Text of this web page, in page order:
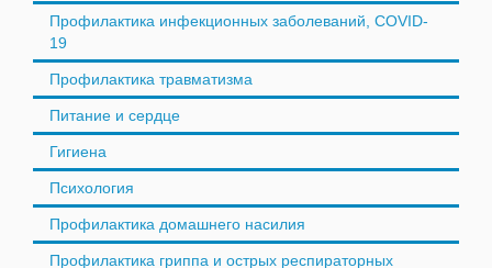
Профилактика инфекционных заболеваний, COVID-
19
Профилактика травматизма
Питание и сердце
Гигиена
Психология
Профилактика домашнего насилия
Профилактика гриппа и острых респираторных